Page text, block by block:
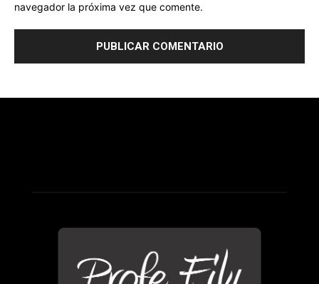
navegador la próxima vez que comente.